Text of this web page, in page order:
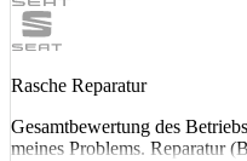
Rasche Reparatur
Gesamtbewertung des
meines Problems. Reparatur